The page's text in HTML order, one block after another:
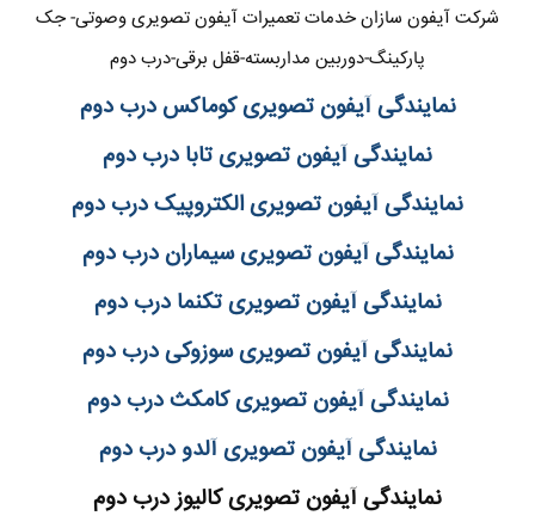
شرکت آیفون سازان خدمات تعمیرات آیفون تصویری وصوتی- جک
پارکینگ-دوربین مداربسته-قفل برقی-درب دوم
نمایندگی آیفون تصویری کوماکس درب دوم
نمایندگی آیفون تصویری تابا درب دوم
نمایندگی آیفون تصویری الکتروپیک درب دوم
نمایندگی آیفون تصویری سیماران درب دوم
نمایندگی آیفون تصویری تکنما درب دوم
نمایندگی آیفون تصویری سوزوکی درب دوم
نمایندگی آیفون تصویری کامکث درب دوم
نمایندگی آیفون تصویری آلدو درب دوم
نمایندگی آیفون تصویری کالیوز درب دوم